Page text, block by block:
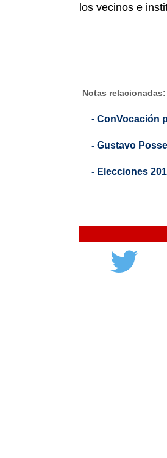
los vecinos e
Notas relacionadas:
- ConVocación
- Gustavo
- Elecciones